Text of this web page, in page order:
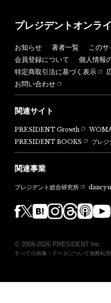
プレジデントオンラ
お知らせ 著者一覧
この
会員登録について
個人情報
特定商取引法に基づく表示
お問い合わせ
関連サイト
PRESIDENT Growth
PRESIDENT BOOKS
プレ
関連事業
プレジデント総合研究所 dancyu
© 2008-2026 PRESIDENT Inc.
すべての画像・データについて無断転